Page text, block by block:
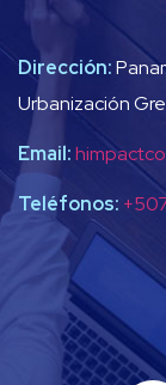
Dirección:
Urbanización
Email:
Teléfonos: